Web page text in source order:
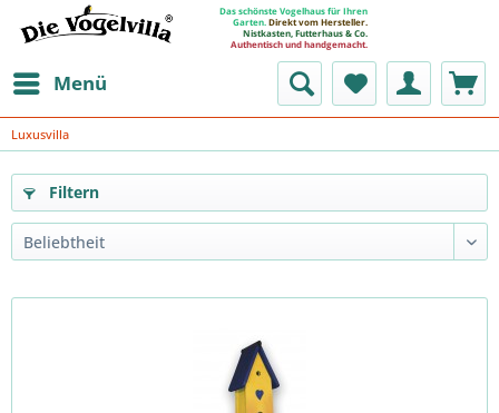
Das schönste Vogelhaus für Ihren
Garten. Direkt vom Hersteller.
Nistkasten, Futterhaus & Co.
Authentisch und handgemacht.
Menü
Luxusvilla
Filtern